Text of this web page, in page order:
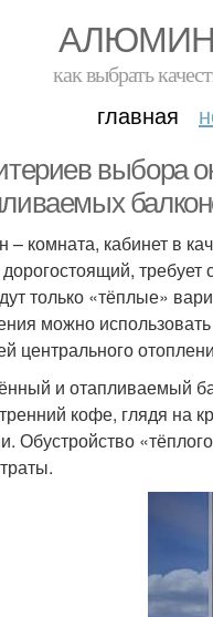
как выбрать
главная
выбора
– комната, кабинет в
требует
только «тёплые»
можно
центрального
и отапливаемый
кофе, глядя на
Обустройство